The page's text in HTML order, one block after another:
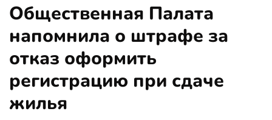
Общественная Палата
напомнила о штрафе за
отказ оформить
регистрацию при сдаче
жилья